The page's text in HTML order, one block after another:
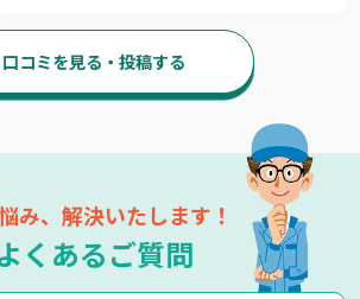
口コミを見る・投稿する
み、解決いたします！
くあるご質問